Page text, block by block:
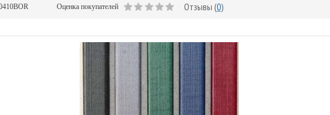
Оценка покупателей Отзывы (0)